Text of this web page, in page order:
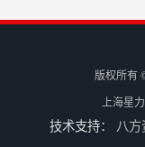
版权所有
上海星
技术支持： 八方